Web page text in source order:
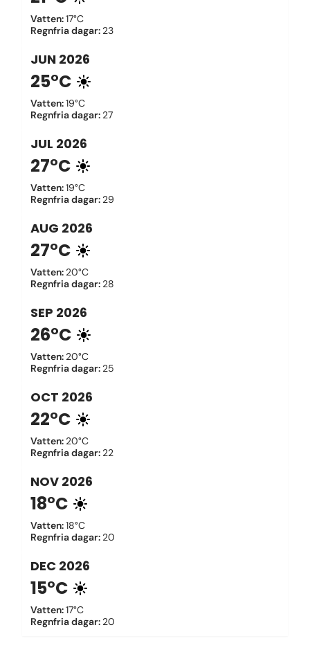
Vatten:17°C
Regnfria dagar: 23
JUN 2026
25°C
Vatten:19°C
Regnfria dagar: 27
JUL 2026
27°C
Vatten:19°C
Regnfria dagar: 29
AUG 2026
27°C
Vatten: 20°C
Regnfria dagar: 28
SEP 2026
26°C
Vatten: 20°C
Regnfria dagar: 25
OCT 2026
22°C
Vatten: 20°C
Regnfria dagar: 22
NOV 2026
18°C
Vatten:18°C
Regnfria dagar: 20
DEC 2026
15°C
Vatten:17°C
Regnfria dagar: 20